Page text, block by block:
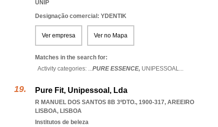
UNIP
Designação comercial: YDENTIK
Ver empresa Ver no Mapa
Matches in the search for:
Activity categories: ...PURE ESSENCE, UNIPESSOAL...
Pure Fit, Unipessoal, Lda
R MANUEL DOS SANTOS 8B 3ºDTO., 1900-317, AREEIRO
LISBOA, LISBOA
Institutos de beleza